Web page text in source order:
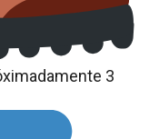
3